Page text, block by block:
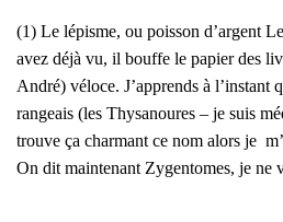
(1) Le lépisme, ou pois­son d’argent
avez déjà vu, il bouffe le papier des
André) véloce. J’ap­prends à l’instant
ran­geais (les Thy­sa­noures – je suis
trouve ça char­mant ce nom alors je
On dit main­te­nant Zygen­tomes, je ne